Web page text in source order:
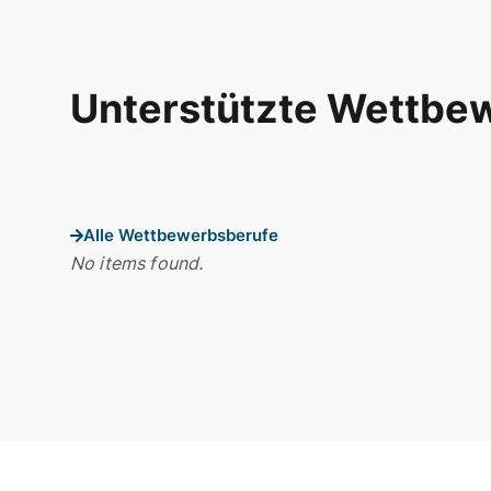
Unterstützte
Alle Wettbewerbsberufe
No items found.